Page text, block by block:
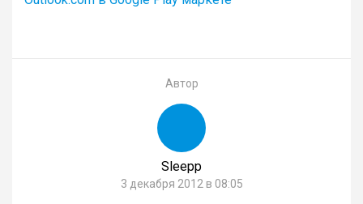
Автор
Sleepp
3 декабря 2012 в 08:05